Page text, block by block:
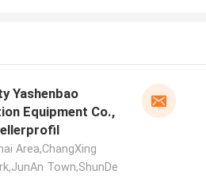
Yashenbao
Equipment Co.,
Area,ChangXing
Town,ShunDe